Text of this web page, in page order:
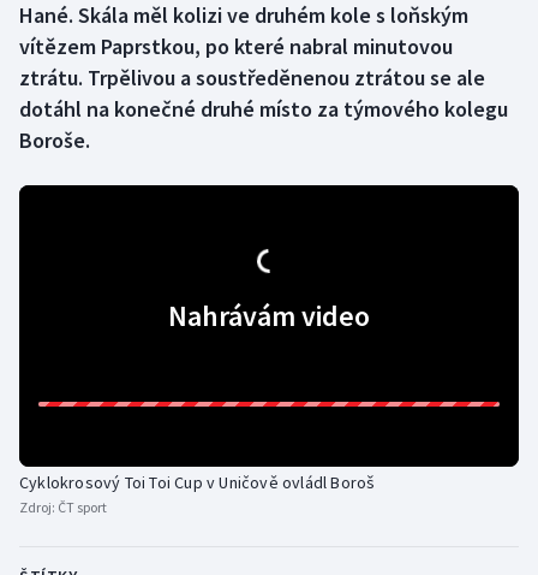
Golf
Gymnastika
Házená
Moderní pětiboj
Hané. Skála měl kolizi ve druhém kole s loňským
vítězem Paprstkou, po které nabral minutovou
ztrátu. Trpělivou a soustředěnenou ztrátou se ale
dotáhl na konečné druhé místo za týmového kolegu
Boroše.
Nahrávám video
Cyklokrosový Toi Toi Cup v Uničově ovládl Boroš
Zdroj: ČT sport